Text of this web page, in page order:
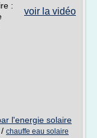
voir la vidéo
:
l'energie solaire
/ chauffe eau solaire